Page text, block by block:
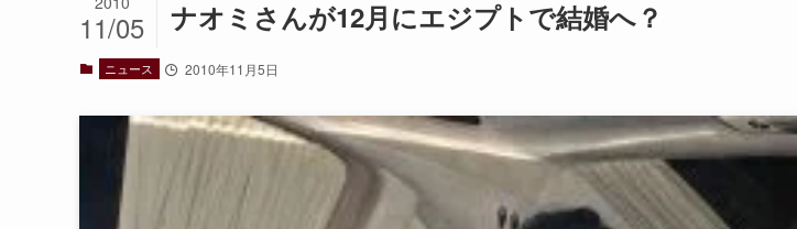
ナオミさんが12月にエジプトで結婚へ？
11/05
ニュース 2010年11月5日